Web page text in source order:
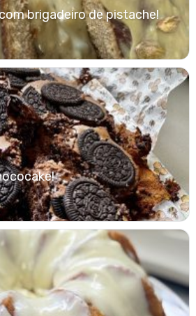
brigadeiro de pistache!